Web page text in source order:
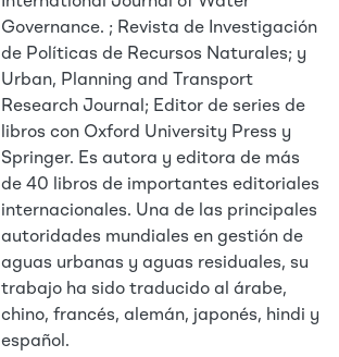
Governance. ; Revista de Investigación
de Políticas de Recursos Naturales; y
Urban, Planning and Transport
Research Journal; Editor de series de
libros con Oxford University Press y
Springer. Es autora y editora de más
de 40 libros de importantes editoriales
internacionales. Una de las principales
autoridades mundiales en gestión de
aguas urbanas y aguas residuales, su
trabajo ha sido traducido al árabe,
chino, francés, alemán, japonés, hindi y
español.